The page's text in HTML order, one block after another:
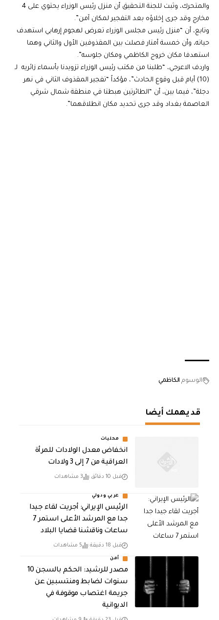
والمتحرك، وثبت للجنة التحقيق أن منزل رئيس الوزراء يحتوي على 4
مخارج وقد جرى إخلاؤه بعد التفجير لمكان آمن”.
وتابع، أن “منزل رئيس مجلس الوزراء تعرض لهجوم إرهابي استهدف
حياته، وأن خمسة أمتار فصلت بين المقذوفين الأول والثاني وهما
استهدفا مكان خروج الكاظمي ومكان جلوسه”.
واردف الاعرجي، “طلبنا من مكتب رئيس الوزراء تزويدنا بأسماء زائريه لـ
(10) أيام قبل وقوع الحادث”، مؤكداً “تفجير المقذوف الثاني في نهر
دجلة”، فيما بين، أن “الطائرتين هبطتا في منطقة شمال شرقي
العاصمة بغداد وقد جرى تحديد مكان انطلاقهما”.
الوسوم الكاظمي
قد يهمك أيضا
محليات
انخفاض معدل الولادات للمرأة
العراقية من 7 إلى 3 ولادات
قبل 10 دقائق 3 مشاهدات
عربي ودولي
الرئيس الإيراني: أجريت لقاء جيدا
جدا مع المرشد الأعلى استمر 7
ساعات وناقشنا قضايا البلاد
قبل 18 دقيقة 5 مشاهدات
أمن
مصدر للرشيد: الحكم بالسجن 10
سنوات لضابط ومنتسبين عن
جريمة اغتصاب موقوفة في
الديوانية